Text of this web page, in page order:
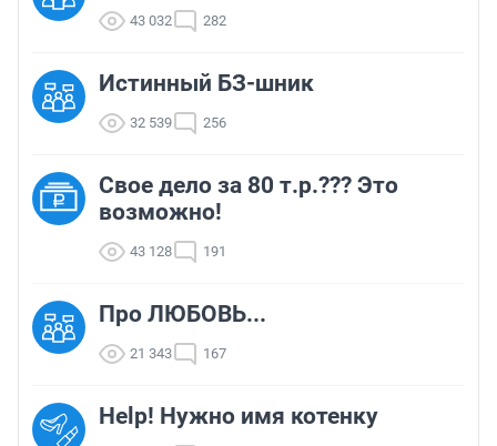
43 032 282
Истинный БЗ-шник
32 539 256
Свое дело за 80 т.р.??? Это
возможно!
43 128 191
Про ЛЮБОВЬ...
21 343 167
Help! Нужно имя котенку